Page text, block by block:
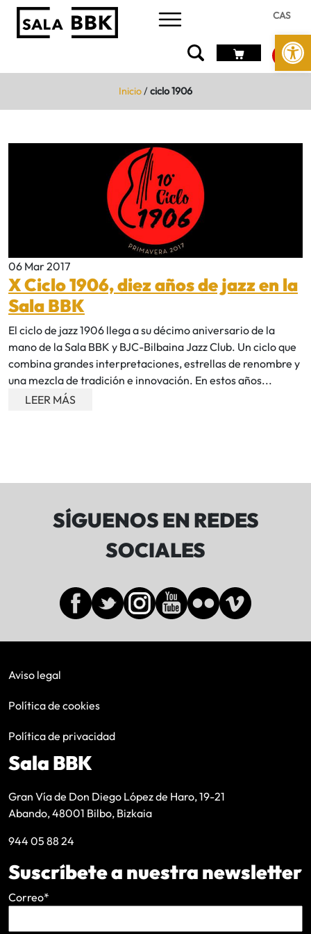
Abrir
CAS
Inicio/ciclo 1906
06 Mar 2017
X Ciclo 1906, diez años de jazz en la
Sala BBK
El ciclo de jazz 1906 llega a su décimo aniversario de la
mano de la Sala BBK y BJC-Bilbaina Jazz Club. Un ciclo que
combina grandes interpretaciones, estrellas de renombre y
una mezcla de tradición e innovación. En estos años...
LEER MÁS
SÍGUENOS EN REDES
SOCIALES
Aviso legal
Política de cookies
Política de privacidad
Sala BBK
Gran Vía de Don Diego López de Haro, 19-21
Abando, 48001 Bilbo, Bizkaia
944 05 88 24
Suscríbete a nuestra newsletter
Correo*